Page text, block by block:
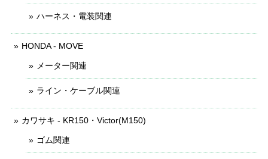
ハーネス・電装関連
HONDA - MOVE
メーター関連
ライン・ケーブル関連
カワサキ - KR150・Victor(M150)
ゴム関連